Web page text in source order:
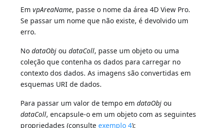
EmvpAreaName, passe o nome da área 4D View Pro.
Se passar um nome que não existe, é devolvido um
erro.
NodataObj oudataColl, passe um objeto ou uma
coleção que contenha os dados para carregar no
contexto dos dados. As imagens são convertidas em
esquemas URI de dados.
Para passar um valor de tempo emdataObj ou
dataColl, encapsule-o em um objeto com as seguintes
propriedades (consulteexemplo 4):